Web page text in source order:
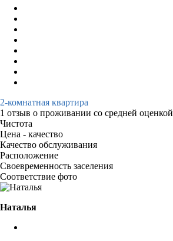
2-комнатная квартира
1 отзыв о проживании со средней оценкой
Чистота
Цена - качество
Качество обслуживания
Расположение
Своевременность заселения
Соответствие фото
Наталья